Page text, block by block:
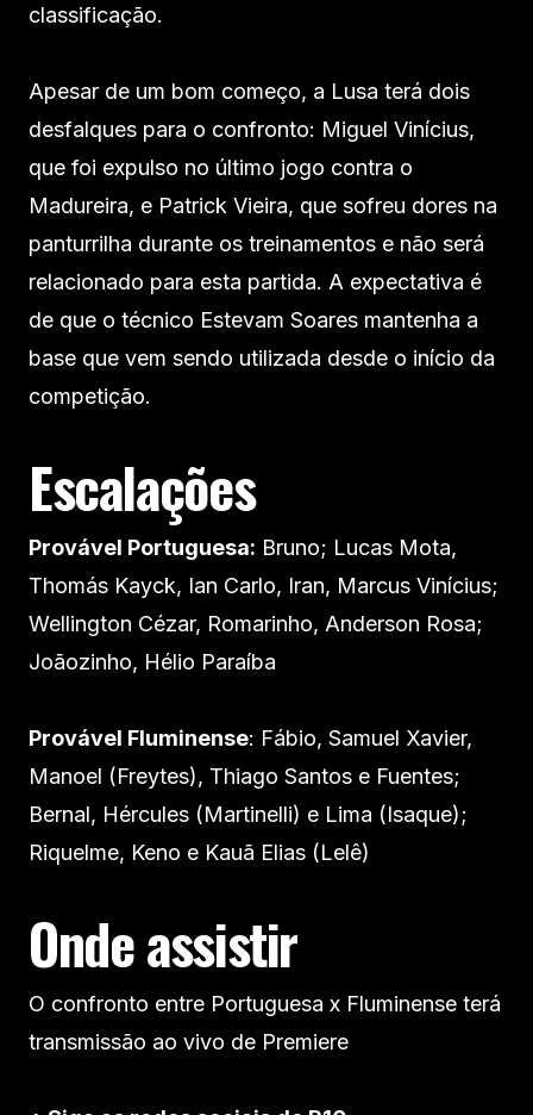
classificação.
Apesar de um bom começo, a Lusa terá dois
desfalques para o confronto: Miguel Vinícius,
que foi expulso no último jogo contra o
Madureira, e Patrick Vieira, que sofreu dores na
panturrilha durante os treinamentos e não será
relacionado para esta partida. A expectativa é
de que o técnico Estevam Soares mantenha a
base que vem sendo utilizada desde o início da
competição.
Escalações
Provável Portuguesa: Bruno; Lucas Mota,
Thomás Kayck, Ian Carlo, Iran, Marcus Vinícius;
Wellington Cézar, Romarinho, Anderson Rosa;
Joãozinho, Hélio Paraíba
Provável Fluminense: Fábio, Samuel Xavier,
Manoel (Freytes), Thiago Santos e Fuentes;
Bernal, Hércules (Martinelli) e Lima (Isaque);
Riquelme, Keno e Kauã Elias (Lelê)
Onde assistir
O confronto entre Portuguesa x Fluminense terá
transmissão ao vivo de Premiere